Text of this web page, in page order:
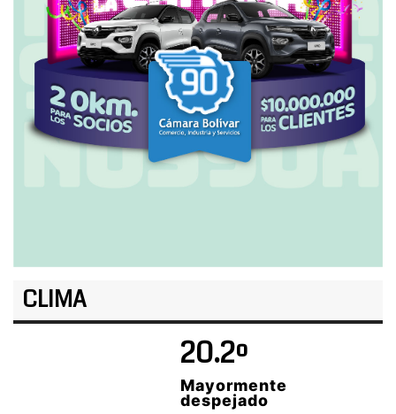
CLIMA
20.2º
Mayormente
despejado